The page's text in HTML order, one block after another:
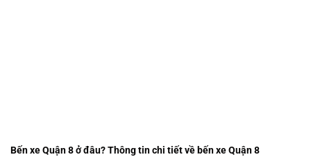
Bến xe Quận 8 ở đâu? Thông tin chi tiết về bến xe Quận 8